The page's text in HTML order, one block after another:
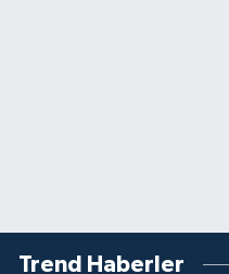
Trend Haberler